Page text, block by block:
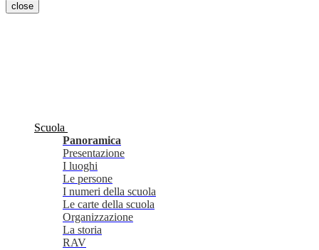
close
Scuola
Panoramica
Presentazione
I luoghi
Le persone
I numeri della scuola
Le carte della scuola
Organizzazione
La storia
RAV